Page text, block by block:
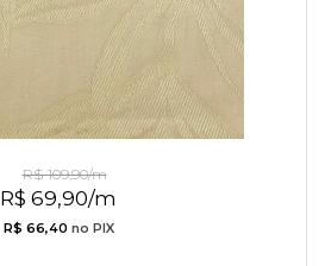
R$ 69,90/m
R$ 109,90/m
R$ 66,40 no PIX